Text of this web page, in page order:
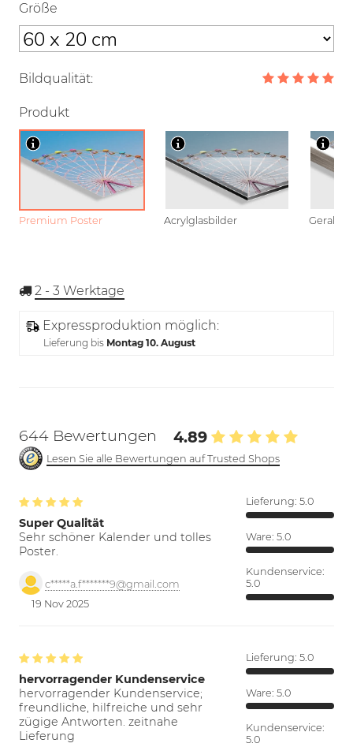
Größe
Bildqualität:
Produkt
Premium Poster Acrylglasbilder
2 - 3 Werktage
Expressproduktion möglich:
Lieferung bis Montag 10. August
644 Bewertungen 4.89
Lesen Sie alle Bewertungen auf Trusted Shops
Super Qualität
Sehr schöner Kalender und tolles
Poster.
c*****a.f*******9@gmail.com
19 Nov 2025
Lieferung: 5.0
Ware: 5.0
Kundenservice:
5.0
hervorragender Kundenservice
hervorragender Kundenservice;
freundliche, hilfreiche und sehr
zügige Antworten. zeitnahe
Lieferung
Lieferung: 5.0
Ware: 5.0
Kundenservice:
5.0